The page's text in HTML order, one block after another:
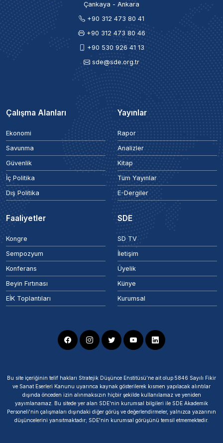
Çankaya - Ankara
+90 312 473 80 41
+90 312 473 80 46
+90 530 926 41 13
sde@sde.org.tr
Çalışma Alanları
Ekonomi
Savunma
Güvenlik
İç Politika
Dış Politika
Yayınlar
Rapor
Analizler
Kitap
Tüm Yayınlar
E-Dergiler
Faaliyetler
Kongre
Sempozyum
Konferans
Beyin Fırtınası
EİK Toplantıları
SDE
SD TV
İletişim
Üyelik
Künye
Kurumsal
Bu site içeriğinin telif hakları Stratejik Düşünce Enstitüsü’ne ait olup 5846 Sayılı Fikir
ve Sanat Eserleri Kanunu uyarınca kaynak gösterilerek kısmen yapılacak alıntılar
dışında önceden izin alınmaksızın hiçbir şekilde kullanılamaz ve yeniden
yayımlanamaz. Bu sitede yer alan SDE'nin kurumsal bilgileri ile SDE Akademik
Personeli'nin çalışmaları dışındaki diğer görüş ve değerlendirmeler, yalnızca yazarının
düşüncelerini yansıtmaktadır; SDE'nin kurumsal görüşünü temsil etmemektedir.